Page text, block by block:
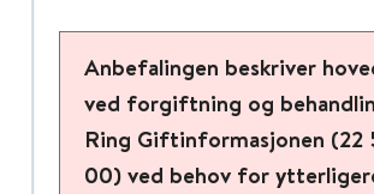
Anbefalingen beskriver
ved forgiftning og
Ring Giftinformasjonen (22
00) ved behov for